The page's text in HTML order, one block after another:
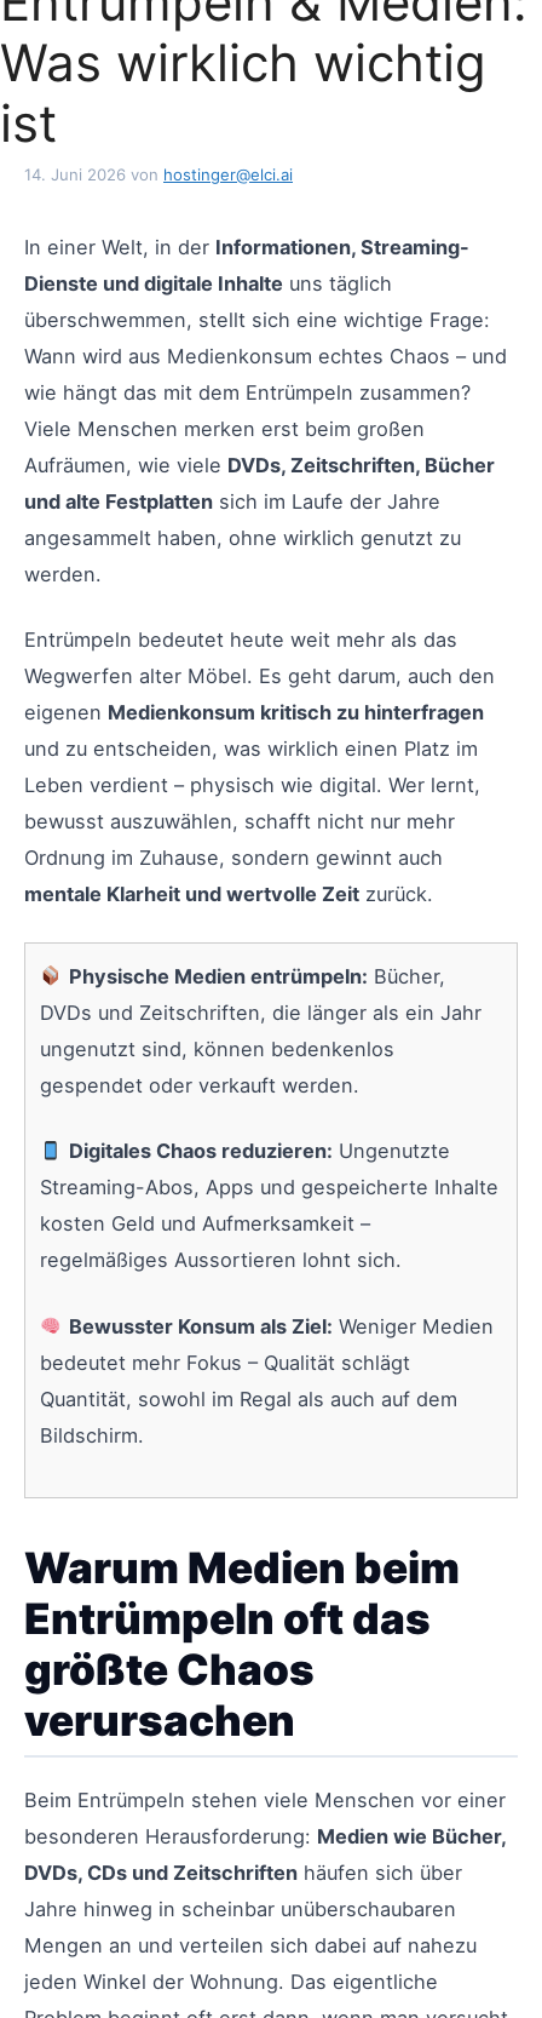
Was wirklich wichtig
ist
14. Juni 2026 von hostinger@elci.ai
In einer Welt, in der Informationen, Streaming-
Dienste und digitale Inhalte uns täglich
überschwemmen, stellt sich eine wichtige Frage:
Wann wird aus Medienkonsum echtes Chaos – und
wie hängt das mit dem Entrümpeln zusammen?
Viele Menschen merken erst beim großen
Aufräumen, wie viele DVDs, Zeitschriften, Bücher
und alte Festplatten sich im Laufe der Jahre
angesammelt haben, ohne wirklich genutzt zu
werden.
Entrümpeln bedeutet heute weit mehr als das
Wegwerfen alter Möbel. Es geht darum, auch den
eigenen Medienkonsum kritisch zu hinterfragen
und zu entscheiden, was wirklich einen Platz im
Leben verdient – physisch wie digital. Wer lernt,
bewusst auszuwählen, schafft nicht nur mehr
Ordnung im Zuhause, sondern gewinnt auch
mentale Klarheit und wertvolle Zeit zurück.
Physische Medien entrümpeln: Bücher,
DVDs und Zeitschriften, die länger als ein Jahr
ungenutzt sind, können bedenkenlos
gespendet oder verkauft werden.
Digitales Chaos reduzieren: Ungenutzte
Streaming-Abos, Apps und gespeicherte Inhalte
kosten Geld und Aufmerksamkeit –
regelmäßiges Aussortieren lohnt sich.
Bewusster Konsum als Ziel: Weniger Medien
bedeutet mehr Fokus – Qualität schlägt
Quantität, sowohl im Regal als auch auf dem
Bildschirm.
Warum Medien beim
Entrümpeln oft das
größte Chaos
verursachen
Beim Entrümpeln stehen viele Menschen vor einer
besonderen Herausforderung: Medien wie Bücher,
DVDs, CDs und Zeitschriften häufen sich über
Jahre hinweg in scheinbar unüberschaubaren
Mengen an und verteilen sich dabei auf nahezu
jeden Winkel der Wohnung. Das eigentliche